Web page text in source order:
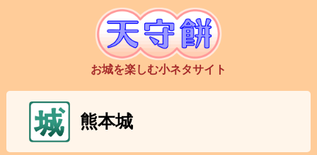
お城を楽しむ小ネタサイト
熊本城